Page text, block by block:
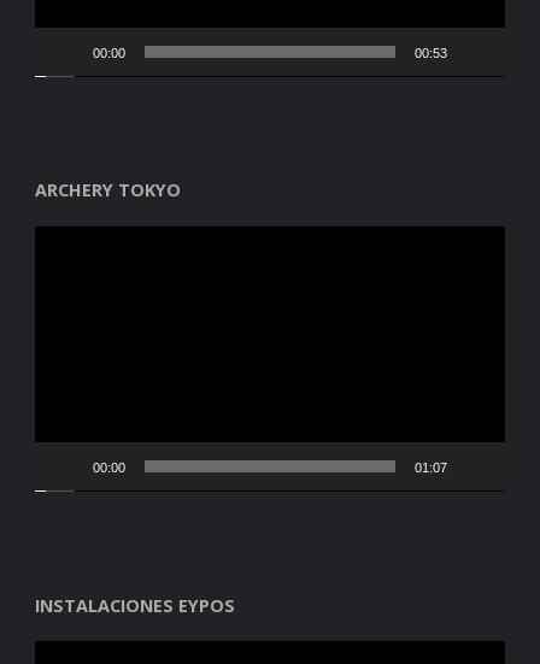
00:00 00:53
ARCHERY TOKYO
00:00 01:07
INSTALACIONES EYPOS